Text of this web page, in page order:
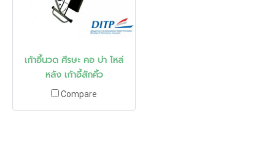
เก้าอี้นวด ศีรษะ คอ บ่า ไหล่
หลัง เก้าอี้สักคิ้ว
Compare